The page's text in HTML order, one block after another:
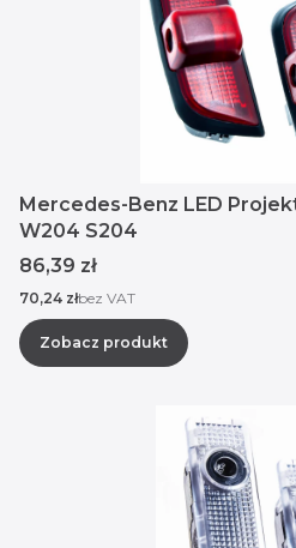
Mercedes-Benz LED
W204 S204
Cena
86,39 zł
Cena
70,24 złbez VAT
Zobacz produkt